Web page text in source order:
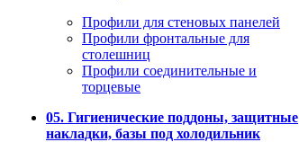
Профили для стеновых панелей
Профили фронтальные для
столешниц
Профили соединительные и
торцевые
05. Гигиенические поддоны, защитные
накладки, базы под холодильник